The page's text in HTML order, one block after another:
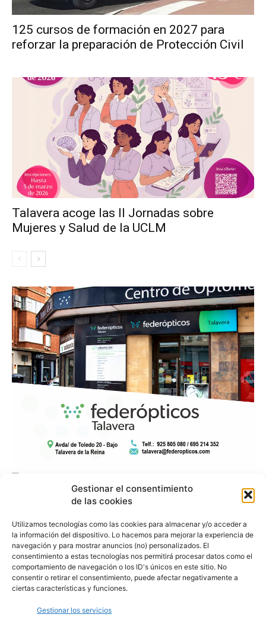
Gestionar el consentimiento
de las cookies
Utilizamos tecnologías como las cookies para almacenar y/o acceder a
la información del dispositivo. Lo hacemos para mejorar la experiencia de
navegación y para mostrar anuncios (no) personalizados. El
consentimiento a estas tecnologías nos permitirá procesar datos como el
comportamiento de navegación o los ID's únicos en este sitio. No
consentir o retirar el consentimiento, puede afectar negativamente a
ciertas características y funciones.
Gestionar los servicios
125 cursos de formación en 2027 para
reforzar la preparación de Protección Civil
Talavera acoge las II Jornadas sobre
Mujeres y Salud de la UCLM